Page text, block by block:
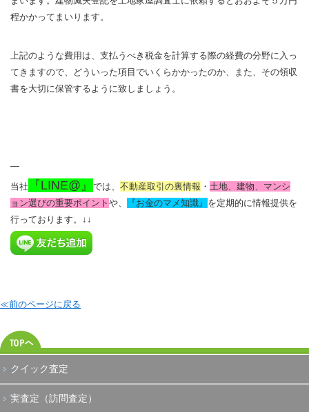
程かかってまいります。
上記のような費用は、支払うべき税金を計算する際の経費の分野に入っ
てきますので、どういった項目でいくらかかったのか、また、その領収
書を大切に保管するように致しましょう。
—
当社
『LINE@』 では、 不動産取引の裏情報 ・ 土地、建物、マンシ
ョン選びの重要ポイント や、 『お金のマメ知識』 を定期的に情報提供を
行っております。 ↓↓
≪前のページに戻る
クイック査定
実査定（訪問査定）